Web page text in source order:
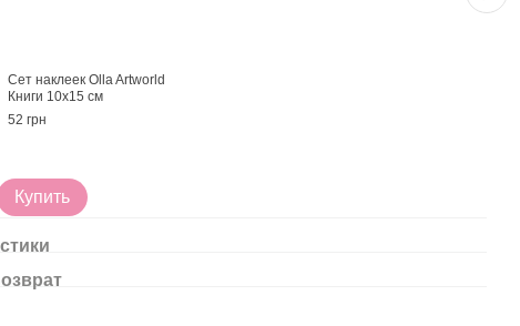
Сет наклеек Olla Artworld
Книги 10х15 см
52 грн
Купить